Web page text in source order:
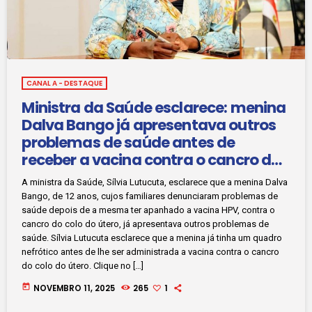
CANAL A - DESTAQUE
Ministra da Saúde esclarece: menina
Dalva Bango já apresentava outros
problemas de saúde antes de
receber a vacina contra o cancro do
colo do útero
A ministra da Saúde, Sílvia Lutucuta, esclarece que a menina Dalva
Bango, de 12 anos, cujos familiares denunciaram problemas de
saúde depois de a mesma ter apanhado a vacina HPV, contra o
cancro do colo do útero, já apresentava outros problemas de
saúde. Sílvia Lutucuta esclarece que a menina já tinha um quadro
nefrótico antes de lhe ser administrada a vacina contra o cancro
do colo do útero. Clique no […]
today NOVEMBRO 11, 2025 265 1